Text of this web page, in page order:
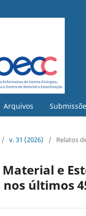
Arquivos
/ v. 31 (2026) / Relatos
e
nos últimos